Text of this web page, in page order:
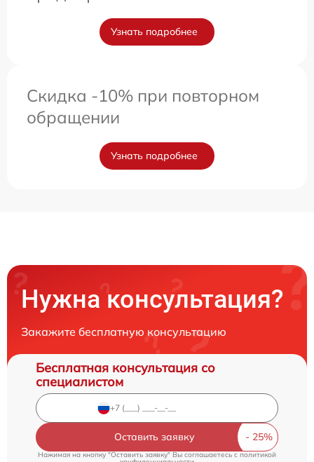
Узнать подробнее
Скидка -10% при повторном
обращении
Узнать подробнее
Нужна консультация?
Закажите бесплатную консультацию
Бесплатная консультация со
специалистом
Оставить заявку
Нажимая на кнопку "Оставить заявку" Вы соглашаетесь cполитикой